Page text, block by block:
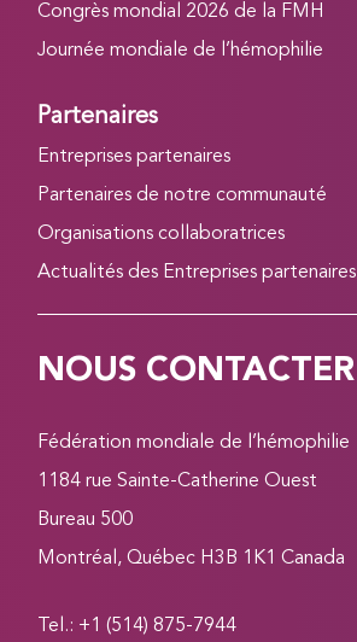
Congrès mondial 2026 de la FMH
Journée mondiale de l’hémophilie
Partenaires
Entreprises partenaires
Partenaires de notre communauté
Organisations collaboratrices
Actualités des Entreprises partenaires
NOUS CONTACTER
Fédération mondiale de l’hémophilie
1184 rue Sainte-Catherine Ouest
Bureau 500
Montréal, Québec H3B 1K1 Canada
Tel.: +1 (514) 875-7944